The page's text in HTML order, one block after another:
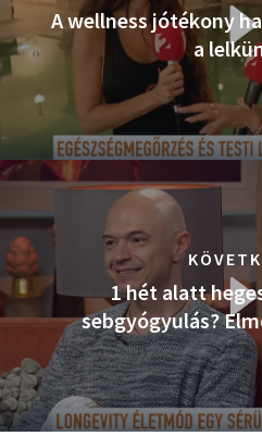
A wellness jótékony
a
1 hét alatt
sebgyógyulás?